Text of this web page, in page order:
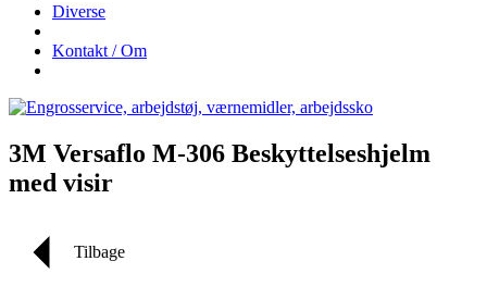
Diverse
Kontakt / Om
3M Versaflo M-306 Beskyttelseshjelm
med visir
Tilbage